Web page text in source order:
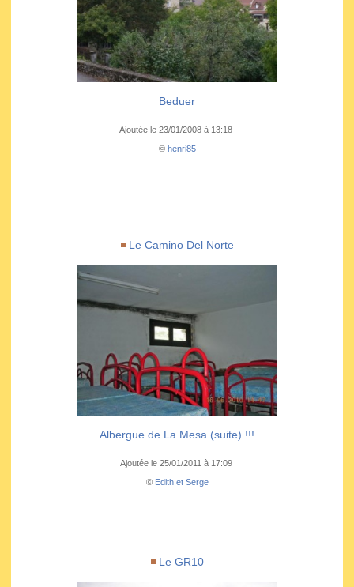
Beduer
Ajoutée le 23/01/2008 à 13:18
© henri85
Le Camino Del Norte
Albergue de La Mesa (suite) !!!
Ajoutée le 25/01/2011 à 17:09
© Edith et Serge
Le GR10